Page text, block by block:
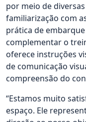
por meio de
familiarização com
prática de
complementar o
oferece instruções
de comunicação
compreensão do
“Estamos muito
espaço. Ele